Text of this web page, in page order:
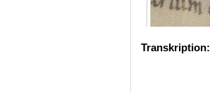
Transkription: